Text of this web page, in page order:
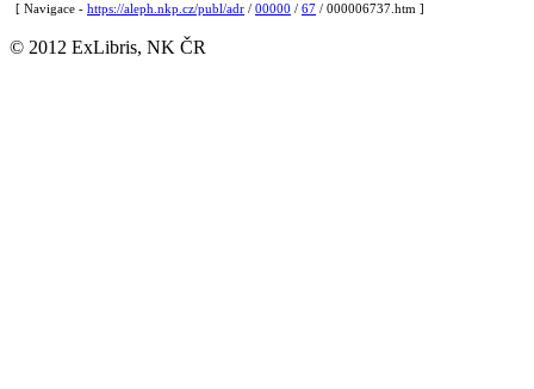
[ Navigace - https://aleph.nkp.cz/publ/adr / 00000 / 67 / 000006737.htm ]
© 2012 ExLibris, NK ČR